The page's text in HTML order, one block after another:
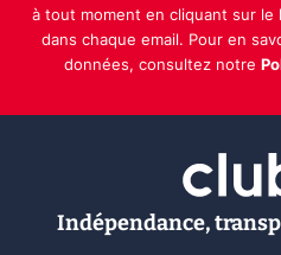
à tout moment en cliquant sur
dans chaque email. Pour en
données, consultez notre
Indépendance,